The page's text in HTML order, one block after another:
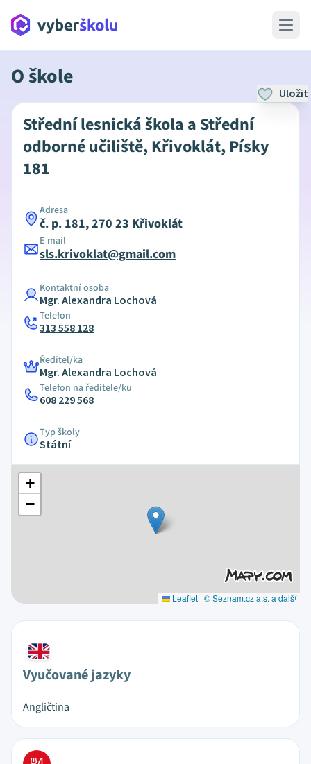
Open
O škole
Uložit
Střední lesnická škola a Střední
odborné učiliště, Křivoklát, Písky
181
Adresa
č. p. 181, 270 23 Křivoklát
E-mail
sls.krivoklat@gmail.com
Kontaktní osoba
Mgr. Alexandra Lochová
Telefon
313 558 128
Ředitel/ka
Mgr. Alexandra Lochová
Telefon na ředitele/ku
608 229 568
Typ školy
Státní
+
−
Leaflet | © Seznam.cz a.s. a další
Vyučované jazyky
Angličtina